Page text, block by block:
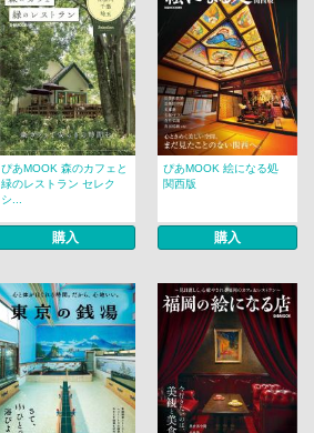
ぴあMOOK 森のカフェと
緑のレストラン セレク
シ...
購入
ぴあMOOK 絵になる処
関西版
購入